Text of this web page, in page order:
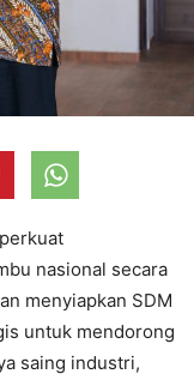
nasional secara
menyiapkan SDM
untuk mendorong
saing industri,